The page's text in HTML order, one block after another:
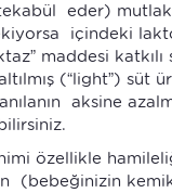
eder)
içindeki
maddesi
(“light”) süt
aksine
özellikle
(bebeğinizin